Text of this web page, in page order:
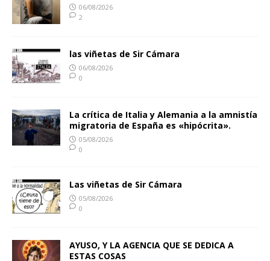
06/08/2026
2
las viñetas de Sir Cámara
06/08/2026
0
La crítica de Italia y Alemania a la amnistía
migratoria de España es «hipócrita».
05/08/2026
0
Las viñetas de Sir Cámara
05/08/2026
0
AYUSO, Y LA AGENCIA QUE SE DEDICA A
ESTAS COSAS